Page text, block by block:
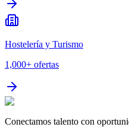
Hostelería y Turismo
1,000+ ofertas
Conectamos talento con